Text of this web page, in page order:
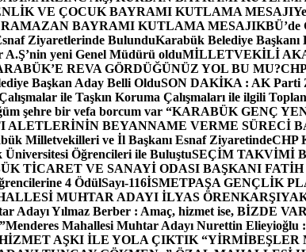
VE ÇOCUK BAYRAMI KUTLAMA MESAJI
BAYRAMI KUTLAMA MESAJIKBÜ’de
Ziyaretlerinde BulunduKarabük Belediye Başkanı
yeni Genel Müdürü olduMİLLETVEKİLİ
REVA GÖRDÜĞÜNÜZ YOL BU MU?
Başkan Aday Belli OlduSON DAKİKA : AK Parti
ile Taşkın Koruma Çalışmaları ile ilgili
şehre bir vefa borcum var “KARABÜK GENÇ
ALETLERİNİN BEYANNAME VERME SÜRECİ
Milletvekilleri ve İl Başkanı Esnaf ZiyaretindeCHP
Öğrencileri ile BuluştuSEÇİM TAKVİMİ
TİCARET VE SANAYİ ODASI BAŞKANI
4 ÖdülSayı-116İSMETPAŞA GENÇLİK
MUHTAR ADAYI İLYAS ÖREN
Adayı Yılmaz Berber : Amaç, hizmet ise, BİZDE
Menderes Mahallesi Muhtar Adayı Nurettin
AŞKI İLE YOLA ÇIKTIK “YİRMİBEŞLER